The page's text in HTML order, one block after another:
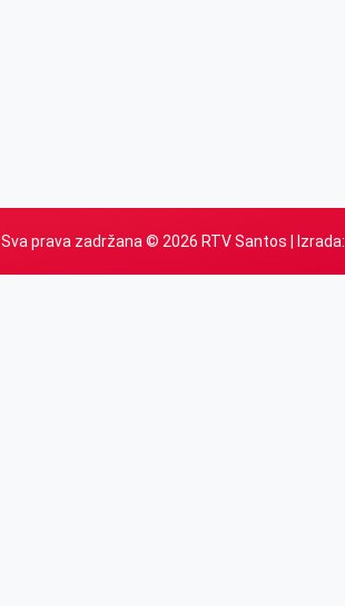
Sva prava zadržana © 2026 RTV Santos | Izrada: